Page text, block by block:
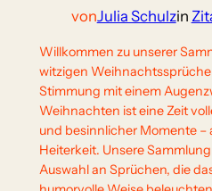
vonJulia Schulzin
Willkommen zu unserer
witzigen
Stimmung mit einem
Weihnachten ist eine Zeit
und besinnlicher Momente –
Heiterkeit. Unsere
Auswahl an Sprüchen, die